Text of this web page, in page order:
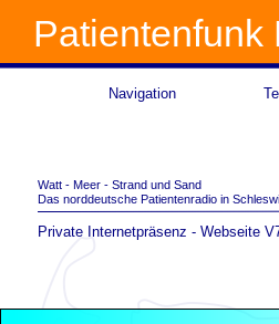
Navigation
Watt - Meer - Strand und Sand
Das norddeutsche Patientenradio in
Patientenfunk
Private Internetpräsenz - Webseite